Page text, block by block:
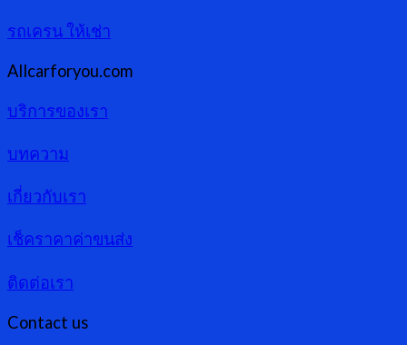
รถเครน ให้เช่า
Allcarforyou.com
บริการของเรา
บทความ
เกี่ยวกับเรา
เช็คราคาค่าขนส่ง
ติดต่อเรา
Contact us